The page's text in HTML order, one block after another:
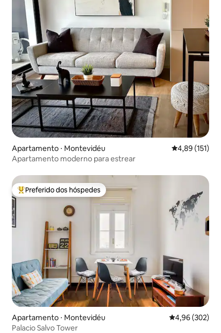
Apartamento ⋅ Montevidéu 4,89 de uma
4,89 (151)
Apartamento moderno para estrear
Entre os melhores preferidos dos hóspedes
Preferido dos hóspedes
Apartamento ⋅ Montevidéu 4,96 de uma
4,96 (302)
Palacio Salvo Tower